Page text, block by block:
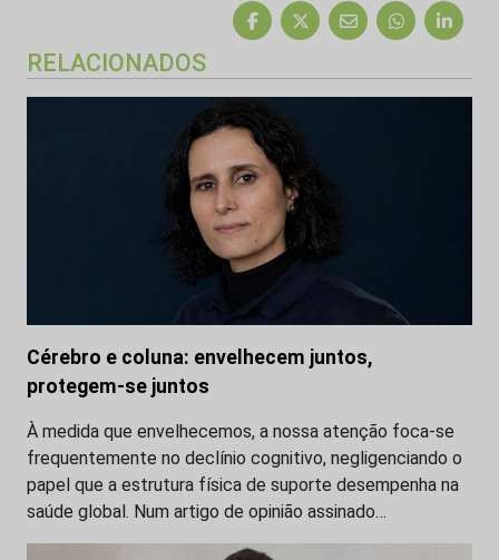
RELACIONADOS
Cérebro e coluna: envelhecem juntos,
protegem-se juntos
À medida que envelhecemos, a nossa atenção foca-se
frequentemente no declínio cognitivo, negligenciando o
papel que a estrutura física de suporte desempenha na
saúde global. Num artigo de opinião assinado…